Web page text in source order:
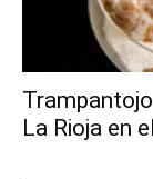
La Rioja en